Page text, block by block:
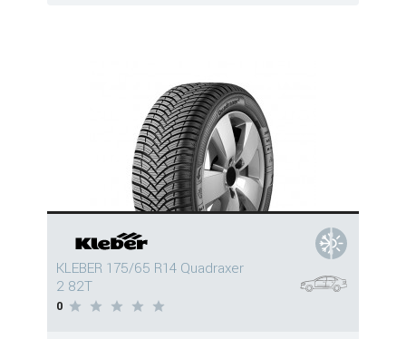
KLEBER 175/65 R14 Quadraxer
2 82T
0